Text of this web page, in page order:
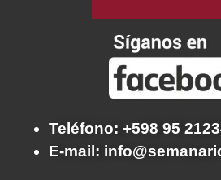
Teléfono: +598 95
E-mail: